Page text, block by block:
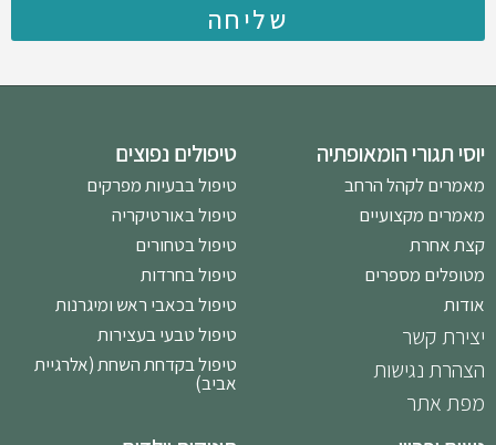
שליחה
יוסי תגורי הומאופתיה
מאמרים לקהל הרחב
מאמרים מקצועיים
קצת אחרת
מטופלים מספרים
אודות
יצירת קשר
הצהרת נגישות
מפת אתר
טיפולים נפוצים
טיפול בבעיות מפרקים
טיפול באורטיקריה
טיפול בטחורים
טיפול בחרדות
טיפול בכאבי ראש ומיגרנות
טיפול טבעי בעצירות
טיפול בקדחת השחת (אלרגיית
אביב)